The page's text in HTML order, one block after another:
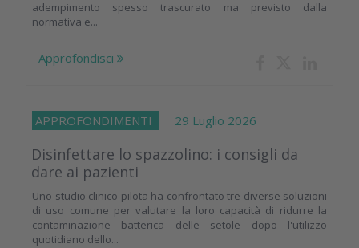
adempimento spesso trascurato ma previsto dalla
normativa e...
Approfondisci
APPROFONDIMENTI 29 Luglio 2026
Disinfettare lo spazzolino: i consigli da
dare ai pazienti
Uno studio clinico pilota ha confrontato tre diverse soluzioni
di uso comune per valutare la loro capacità di ridurre la
contaminazione batterica delle setole dopo l'utilizzo
quotidiano dello...